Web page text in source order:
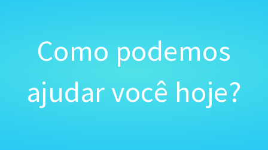
Como podemos
ajudar você hoje?